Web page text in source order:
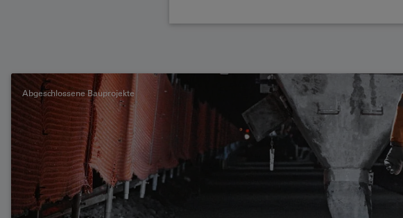
Abgeschlossene Bauprojekte